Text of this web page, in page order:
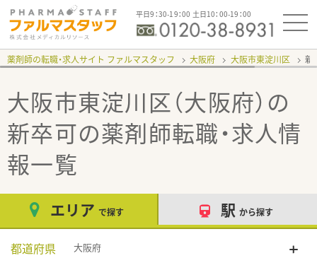
平日9：30-19：00 土日10：00-19：00
薬剤師の転職・求人サイト ファルマスタッフ 大阪府 大阪市東淀川区 新
大阪市東淀川区（大阪府）の
新卒可の薬剤師転職・求人情
報一覧
エリア で探す 駅 から探す
都道府県 大阪府